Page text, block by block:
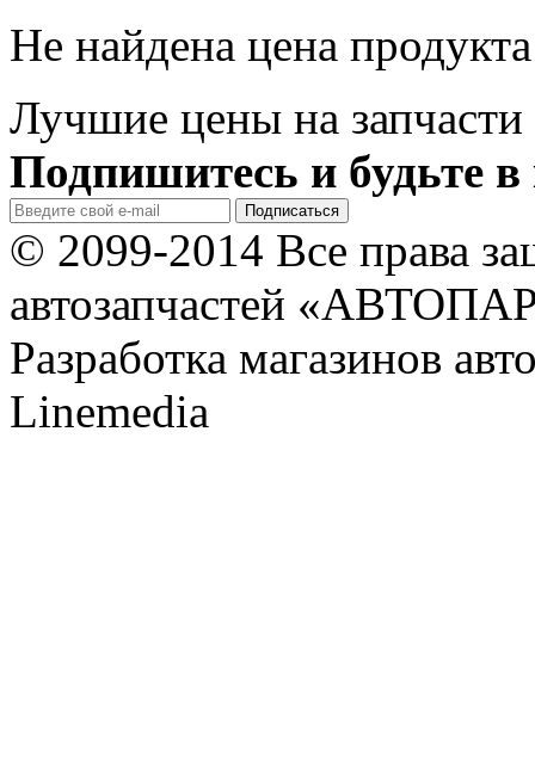
Не найдена цена продукта
Лучшие цены на запчасти
Подпишитесь и будьте в
© 2099-2014 Все права
автозапчастей
Разработка магазинов
Linemedia